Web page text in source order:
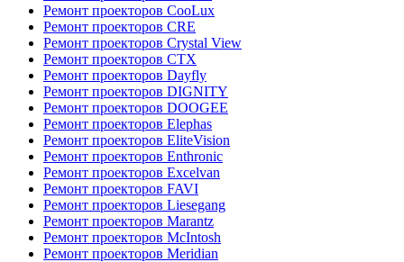
Ремонт проекторов CooLux
Ремонт проекторов CRE
Ремонт проекторов Crystal View
Ремонт проекторов CTX
Ремонт проекторов Dayfly
Ремонт проекторов DIGNITY
Ремонт проекторов DOOGEE
Ремонт проекторов Elephas
Ремонт проекторов EliteVision
Ремонт проекторов Enthronic
Ремонт проекторов Excelvan
Ремонт проекторов FAVI
Ремонт проекторов Liesegang
Ремонт проекторов Marantz
Ремонт проекторов McIntosh
Ремонт проекторов Meridian